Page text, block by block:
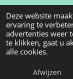
Deze website
ervaring te
advertenties weer
te klikken, gaat u
alle cookies.
Afwijzen
© 2025 - 2026
Powered by JouwWeb
E-mailadres